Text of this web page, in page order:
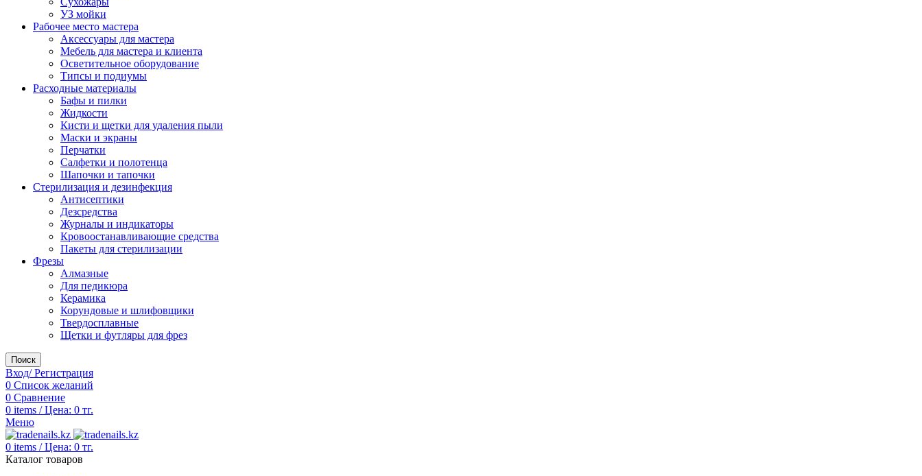
УЗ мойки
Рабочее место мастера
Аксессуары для мастера
Мебель для мастера и клиента
Осветительное оборудование
Типсы и подиумы
Расходные материалы
Бафы и пилки
Жидкости
Кисти и щетки для удаления пыли
Маски и экраны
Перчатки
Салфетки и полотенца
Шапочки и тапочки
Стерилизация и дезинфекция
Антисептики
Дезсредства
Журналы и индикаторы
Кровоостанавливающие средства
Пакеты для стерилизации
Фрезы
Алмазные
Для педикюра
Керамика
Корундовые и шлифовщики
Твердосплавные
Щетки и футляры для фрез
Поиск
Вход/ Регистрация
0 Список желаний
0 Сравнение
0 items / Цена: 0 тг.
Меню
0 items / Цена: 0 тг.
Каталог товаров